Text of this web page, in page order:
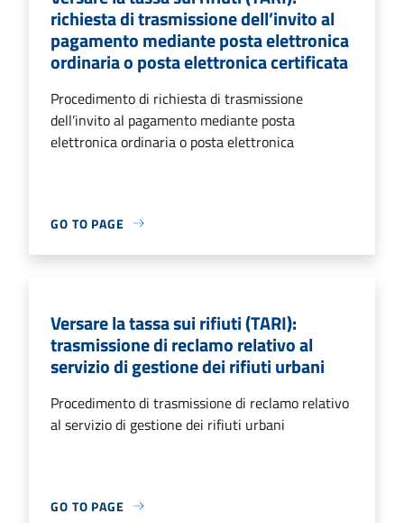
richiesta di trasmissione dell’invito al
pagamento mediante posta elettronica
ordinaria o posta elettronica certificata
Procedimento di richiesta di trasmissione
dell’invito al pagamento mediante posta
elettronica ordinaria o posta elettronica
GO TO PAGE
Versare la tassa sui rifiuti (TARI):
trasmissione di reclamo relativo al
servizio di gestione dei rifiuti urbani
Procedimento di trasmissione di reclamo relativo
al servizio di gestione dei rifiuti urbani
GO TO PAGE